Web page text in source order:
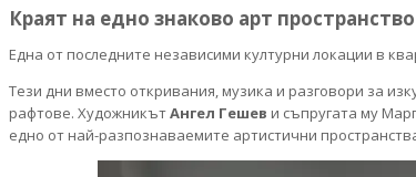
Краят на едно знаково арт
Една от последните независими културни локации в
Тези дни вместо откривания, музика и разговори за
рафтове. ХудожникътАнгел Гешев и съпругата му
едно от най-разпознаваемите артистични